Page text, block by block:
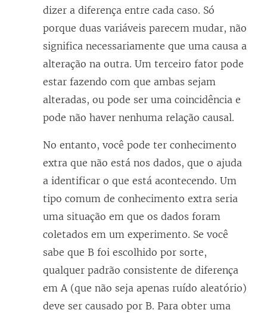
dizer a diferença entre cada caso. Só
porque duas variáveis parecem mudar, não
significa necessariamente que uma causa a
alteração na outra. Um terceiro fator pode
estar fazendo com que ambas sejam
alteradas, ou pode ser uma coincidência e
pode não haver nenhuma relação causal.
No entanto, você pode ter conhecimento
extra que não está nos dados, que o ajuda
a identificar o que está acontecendo. Um
tipo comum de conhecimento extra seria
uma situação em que os dados foram
coletados em um experimento. Se você
sabe que B foi escolhido por sorte,
qualquer padrão consistente de diferença
em A (que não seja apenas ruído aleatório)
deve ser causado por B. Para obter uma